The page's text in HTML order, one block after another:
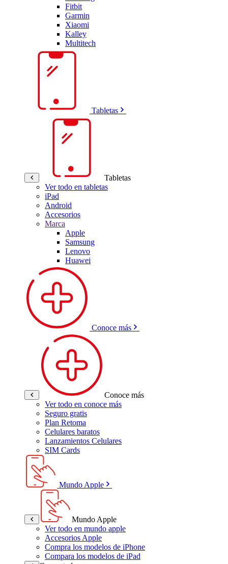
Fitbit
Garmin
Xiaomi
Kalley
Multitech
Tabletas
Tabletas
Ver todo en tabletas
iPad
Android
Accesorios
Marca
Apple
Samsung
Lenovo
Huawei
Conoce más
Conoce más
Ver todo en conoce más
Seguro gratis
Plan Retoma
Celulares baratos
Lanzamientos Celulares
SIM Cards
Mundo Apple
Mundo Apple
Ver todo en mundo apple
Accesorios Apple
Compra los modelos de iPhone
Compara los modelos de iPad